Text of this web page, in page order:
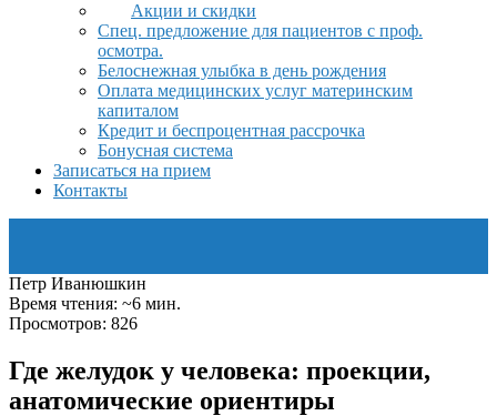
Акции и скидки
Спец. предложение для пациентов с проф.
осмотра.
Белоснежная улыбка в день рождения
Оплата медицинских услуг материнским
капиталом
Кредит и беспроцентная рассрочка
Бонусная система
Записаться на прием
Контакты
Петр Иванюшкин
Время чтения: ~6 мин.
Просмотров: 826
Где желудок у человека: проекции,
анатомические ориентиры